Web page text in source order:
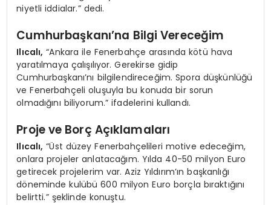
niyetli iddialar.” dedi.
Cumhurbaşkanı’na Bilgi Vereceğim
Ilıcalı, “Ankara ile Fenerbahçe arasında kötü hava
yaratılmaya çalışılıyor. Gerekirse gidip
Cumhurbaşkanı’nı bilgilendireceğim. Spora düşkünlüğü
ve Fenerbahçeli oluşuyla bu konuda bir sorun
olmadığını biliyorum.” ifadelerini kullandı.
Proje ve Borç Açıklamaları
Ilıcalı, “Üst düzey Fenerbahçelileri motive edeceğim,
onlara projeler anlatacağım. Yılda 40-50 milyon Euro
getirecek projelerim var. Aziz Yıldırım’ın başkanlığı
döneminde kulübü 600 milyon Euro borçla bıraktığını
belirtti.” şeklinde konuştu.